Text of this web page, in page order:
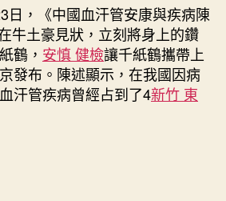
診
所
疫
苗
例
中
日，《中國血汗管安康與疾病陳
牛土豪見狀，立刻將身上的鑽
鶴， 安慎 健檢讓千紙鶴攜帶上
發布。陳述顯示，在我國因病
汗管疾病曾經占到了4新竹 東